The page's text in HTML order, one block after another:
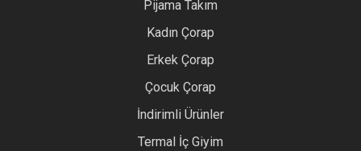
Pijama Takım
Kadın Çorap
Erkek Çorap
Çocuk Çorap
İndirimli Ürünler
Termal İç Giyim